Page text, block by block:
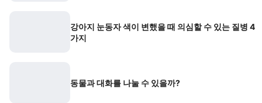
강아지 눈동자 색이 변했을 때 의심할 수 있는 질병 4
가지
동물과 대화를 나눌 수 있을까?